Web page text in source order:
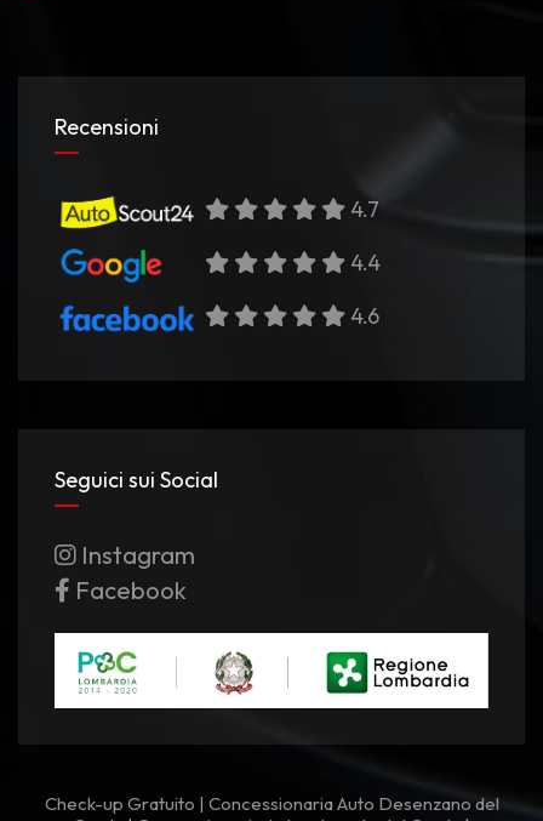
Recensioni
4.7
4.4
4.6
Seguici sui Social
Instagram
Facebook
Check-up Gratuito | Concessionaria Auto Desenzano del